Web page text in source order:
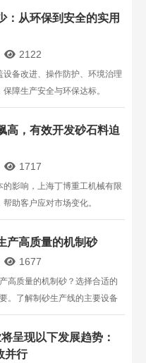
：从环保到安全的实用
2122
备改进、操作防护、环境治理
障生产安全与环保达标。
高，有效开发砂石料迫
1717
影响，上海丁博重工机械有限
助客户应对市场变化。
产高质量的机制砂
1677
高质量的机制砂？选择合适的
。了解制砂生产线的主要设备
法及半干法制砂，确保砂子的
呈现以下发展趋势：
并行​